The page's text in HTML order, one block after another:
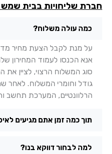
שליחויות בבית שמש
כמה עולה משלוח?
על מנת לקבל הצעת מחיר מדויקת
אנא הכנסו לעמוד המחירון שלנו.
סוג המשלוח הרצוי, לציין את
גודל וחומרי המשלוח. לאחר
הרלוונטיים, המערכת תחשב
תוך כמה זמן אתם מגיעים לאיסוף?
למה לבחור דווקא בנו?